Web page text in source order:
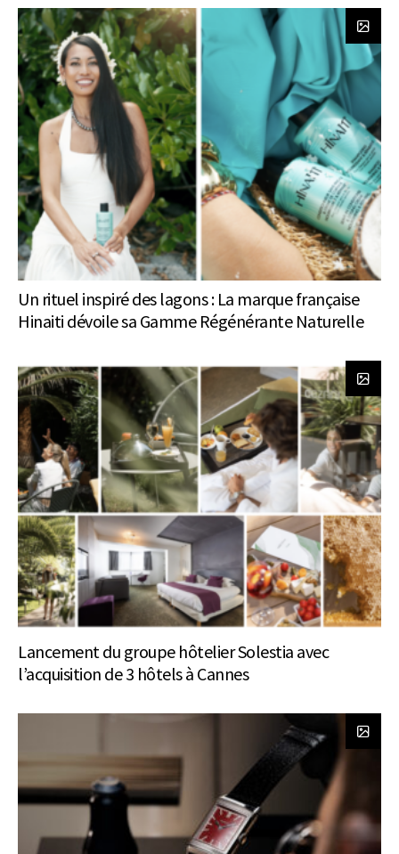
Un rituel inspiré des lagons : La marque française
Hinaiti dévoile sa Gamme Régénérante Naturelle
Lancement du groupe hôtelier Solestia avec
l’acquisition de 3 hôtels à Cannes